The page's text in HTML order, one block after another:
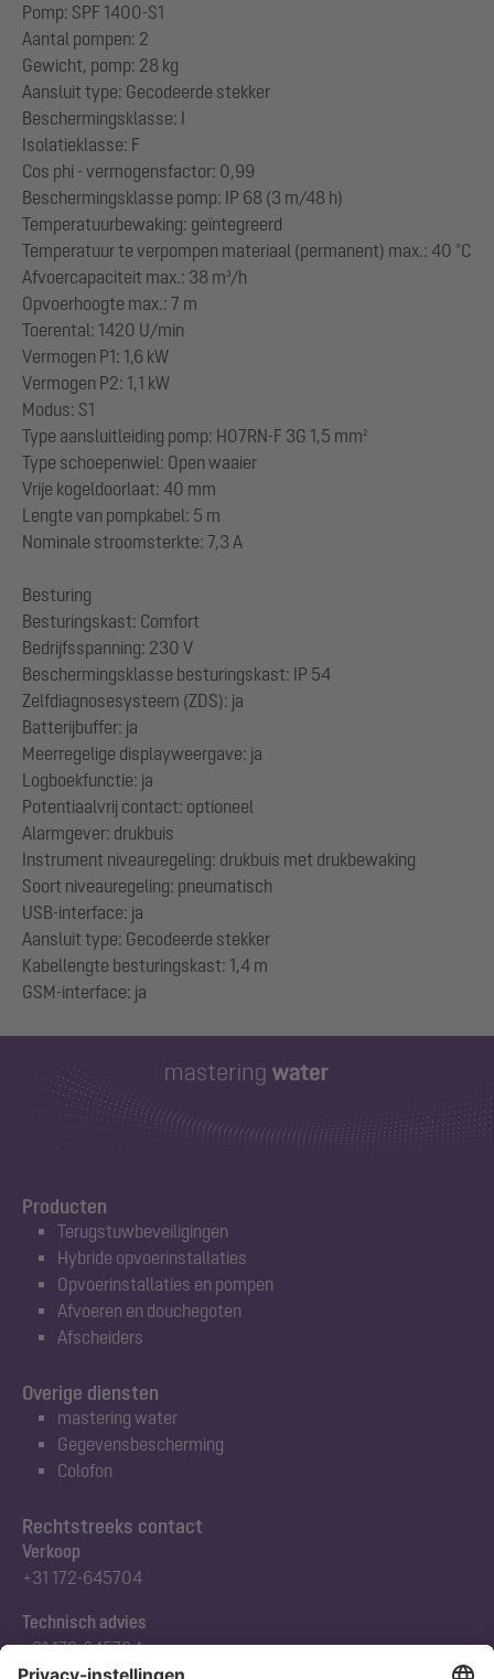
Pomp: SPF 1400-S1
Aantal pompen: 2
Gewicht, pomp: 28 kg
Aansluit type: Gecodeerde stekker
Beschermingsklasse: I
Isolatieklasse: F
Cos phi - vermogensfactor: 0,99
Beschermingsklasse pomp: IP 68 (3 m/48 h)
Temperatuurbewaking: geïntegreerd
Temperatuur te verpompen materiaal (permanent) max.: 40 °C
Afvoercapaciteit max.: 38 m³/h
Opvoerhoogte max.: 7 m
Toerental: 1420 U/min
Vermogen P1: 1,6 kW
Vermogen P2: 1,1 kW
Modus: S1
Type aansluitleiding pomp: H07RN-F 3G 1,5 mm²
Type schoepenwiel: Open waaier
Vrije kogeldoorlaat: 40 mm
Lengte van pompkabel: 5 m
Nominale stroomsterkte: 7,3 A
Besturing
Besturingskast: Comfort
Bedrijfsspanning: 230 V
Beschermingsklasse besturingskast: IP 54
Zelfdiagnosesysteem (ZDS): ja
Batterijbuffer: ja
Meerregelige displayweergave: ja
Logboekfunctie: ja
Potentiaalvrij contact: optioneel
Alarmgever: drukbuis
Instrument niveauregeling: drukbuis met drukbewaking
Soort niveauregeling: pneumatisch
USB-interface: ja
Aansluit type: Gecodeerde stekker
Kabellengte besturingskast: 1,4 m
Producten
Terugstuwbeveiligingen
Hybride opvoerinstallaties
Opvoerinstallaties en pompen
Afvoeren en douchegoten
Afscheiders
Rechtstreeks contact
Verkoop
+31 172-645704
Technisch advies
+31 172-645704
Overige diensten
mastering water
Gegevensbescherming
Colofon